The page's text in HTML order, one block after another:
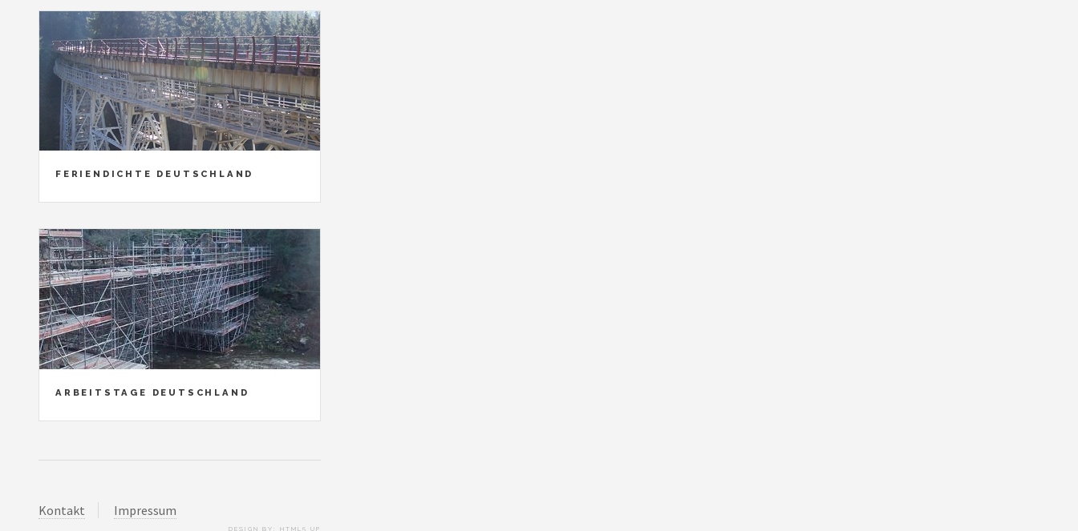
FERIENDICHTE DEUTSCHLAND
ARBEITSTAGE DEUTSCHLAND
Kontakt Impressum
DESIGN BY: HTML5 UP